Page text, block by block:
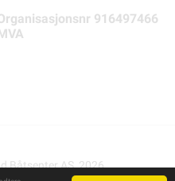
916497466
Båtsenter AS, 2026